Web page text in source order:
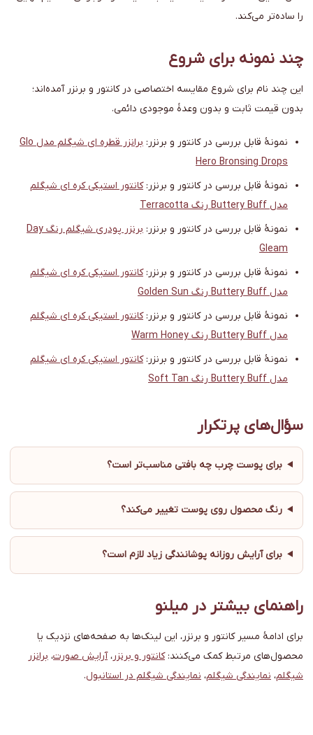
را ساده‌تر می‌کند.
چند نمونه برای شروع
این چند نام برای شروع مقایسه اختصاصی در کانتور و برنزر آمده‌اند؛
بدون قیمت ثابت و بدون وعدهٔ موجودی دائمی.
نمونهٔ قابل بررسی در کانتور و برنزر:
برانزر قطره ای شیگلم مدل Glo
Hero Bronsing Drops
نمونهٔ قابل بررسی در کانتور و برنزر:کانتور استیکی کره ای شیگلم
مدل Buttery Buff رنگ Terracotta
نمونهٔ قابل بررسی در کانتور و برنزر:
برنزر پودری شیگلم رنگ Day
Gleam
نمونهٔ قابل بررسی در کانتور و برنزر:کانتور استیکی کره ای شیگلم
مدل Buttery Buff رنگ Golden Sun
نمونهٔ قابل بررسی در کانتور و برنزر:کانتور استیکی کره ای شیگلم
مدل Buttery Buff رنگ Warm Honey
نمونهٔ قابل بررسی در کانتور و برنزر:کانتور استیکی کره ای شیگلم
مدل Buttery Buff رنگ Soft Tan
سؤال‌های پرتکرار
برای پوست چرب چه بافتی مناسب‌تر است؟
رنگ محصول روی پوست تغییر می‌کند؟
برای آرایش روزانه پوشانندگی زیاد لازم است؟
راهنمای بیشتر در میلنو
برای ادامهٔ مسیر کانتور و برنزر، این لینک‌ها به صفحه‌های نزدیک یا
محصول‌های مرتبط کمک می‌کنند:کانتور و برنزر،آرایش صورت، برانزر
شیگلم، نمایندگی شیگلم، نمایندگی شیگلم در استانبول.